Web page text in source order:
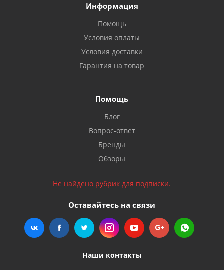
Информация
Помощь
Условия оплаты
Условия доставки
Гарантия на товар
Помощь
Блог
Вопрос-ответ
Бренды
Обзоры
Не найдено рубрик для подписки.
Оставайтесь на связи
Наши контакты